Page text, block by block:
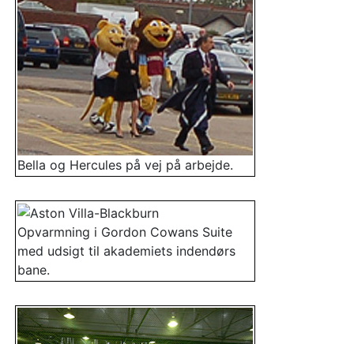
Bella og Hercules på vej på arbejde.
Opvarmning i Gordon Cowans Suite
med udsigt til akademiets indendørs
bane.